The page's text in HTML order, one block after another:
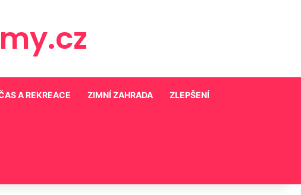
A REKREACE ZIMNÍ ZAHRADA ZLEPŠENÍ